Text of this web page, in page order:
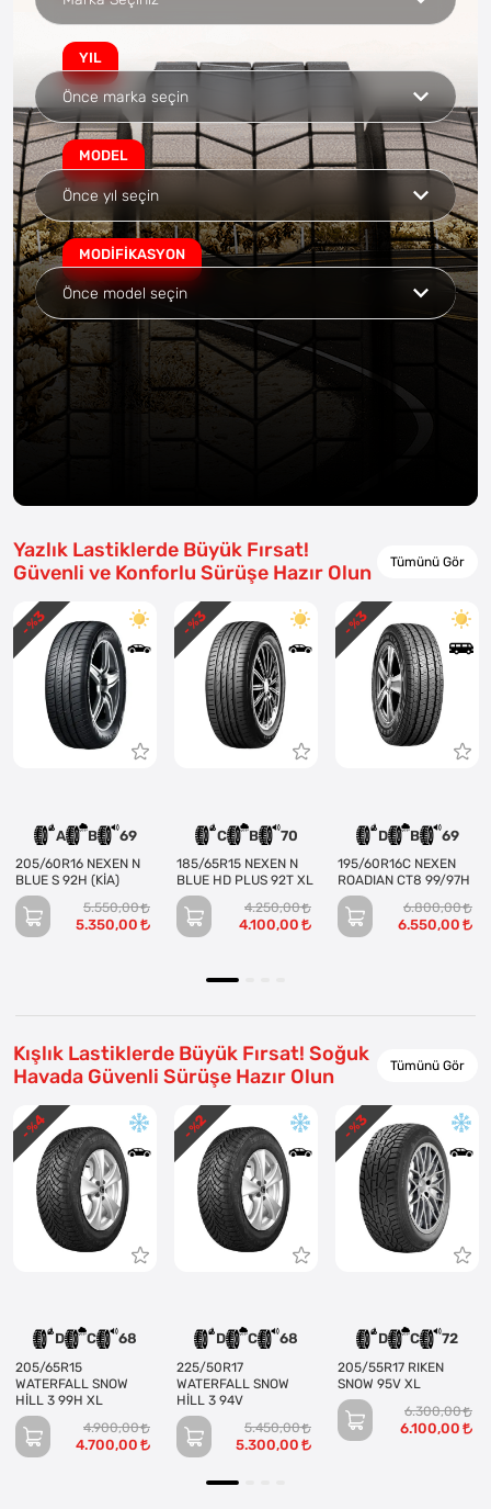
YIL
MODEL
MODIFIKASYON
Yazlık Lastiklerde Büyük Fırsat!
Güvenli ve Konforlu Sürüşe Hazır Olun
Tümünü Gör
A B 69
205/60R16 NEXEN N
BLUE S 92H (KİA)
5.550,00
5.350,00
- %
3
C B 70
185/65R15 NEXEN N
BLUE HD PLUS 92T XL
4.250,00
4.100,00
- %
3
D B 69
195/60R16C NEXEN
ROADIAN CT8 99/97H
6.800,00
6.550,00
- %
3
Kışlık Lastiklerde Büyük Fırsat! Soğuk
Havada Güvenli Sürüşe Hazır Olun
Tümünü Gör
D C 68
205/65R15
WATERFALL SNOW
HİLL 3 99H XL
4.900,00
4.700,00
- %
4
D C 68
225/50R17
WATERFALL SNOW
HİLL 3 94V
5.450,00
5.300,00
- %
2
D C 72
205/55R17 RIKEN
SNOW 95V XL
6.300,00
6.100,00
- %
3